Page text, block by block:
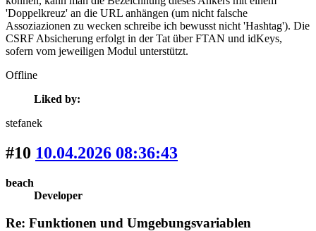
'Doppelkreuz' an die URL anhängen (um nicht falsche
Assoziazionen zu wecken schreibe ich bewusst nicht 'Hashtag'). Die
CSRF Absicherung erfolgt in der Tat über FTAN und idKeys,
sofern vom jeweiligen Modul unterstützt.
Offline
Liked by:
stefanek
#10 10.04.2026 08:36:43
beach
Developer
Re: Funktionen und Umgebungsvariablen